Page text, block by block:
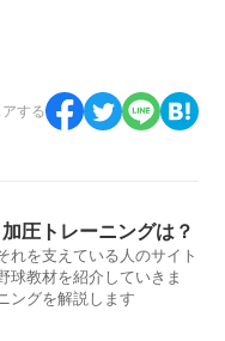
する
圧トレーニングは？
れを支えている人のサイト
球教材を紹介していきま
ングを解説します